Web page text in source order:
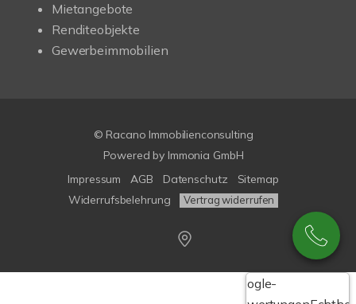
Mietangebote
Renditeobjekte
Gewerbeimmobilien
© Racano Immobilienconsulting
Powered by Immonia GmbH
Impressum
AGB Datenschutz
Sitemap
Widerrufsbelehrung
Vertrag widerrufen
Google-